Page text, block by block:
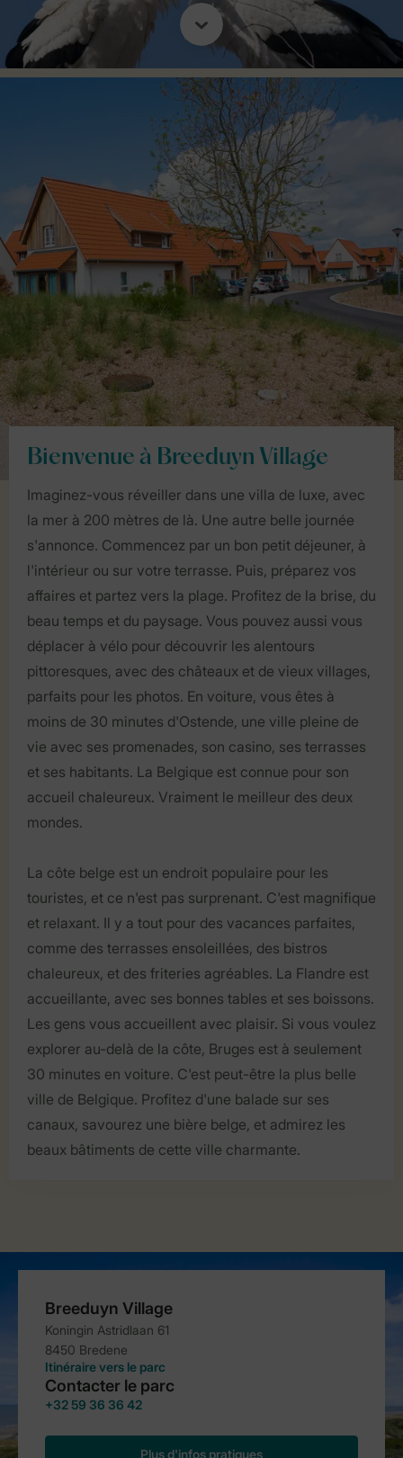
Bienvenue à Breeduyn Village
Imaginez-vous réveiller dans une villa de luxe, avec
la mer à 200 mètres de là. Une autre belle journée
s'annonce. Commencez par un bon petit déjeuner, à
l'intérieur ou sur votre terrasse. Puis, préparez vos
affaires et partez vers la plage. Profitez de la brise, du
beau temps et du paysage. Vous pouvez aussi vous
déplacer à vélo pour découvrir les alentours
pittoresques, avec des châteaux et de vieux villages,
parfaits pour les photos. En voiture, vous êtes à
moins de 30 minutes d'Ostende, une ville pleine de
vie avec ses promenades, son casino, ses terrasses
et ses habitants. La Belgique est connue pour son
accueil chaleureux. Vraiment le meilleur des deux
mondes.
La côte belge est un endroit populaire pour les
touristes, et ce n'est pas surprenant. C'est magnifique
et relaxant. Il y a tout pour des vacances parfaites,
comme des terrasses ensoleillées, des bistros
chaleureux, et des friteries agréables. La Flandre est
accueillante, avec ses bonnes tables et ses boissons.
Les gens vous accueillent avec plaisir. Si vous voulez
explorer au-delà de la côte, Bruges est à seulement
30 minutes en voiture. C'est peut-être la plus belle
ville de Belgique. Profitez d'une balade sur ses
canaux, savourez une bière belge, et admirez les
beaux bâtiments de cette ville charmante.